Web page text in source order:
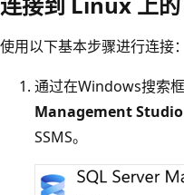
使用以下基本步骤进行连接：
通过在Windows搜索
Management Studio
SSMS。